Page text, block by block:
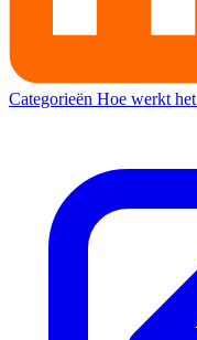
Categorieën Hoe werkt het